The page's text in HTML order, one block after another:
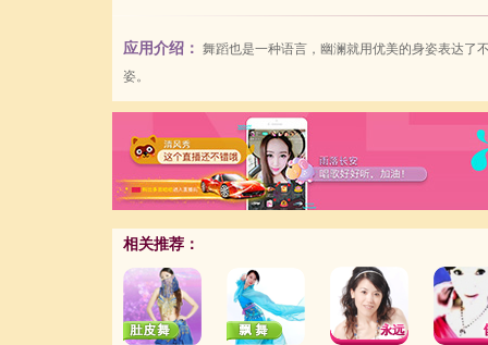
应用介绍： 舞蹈也是一种语言， 幽澜就用优美的身姿表达了
姿。
相关推荐：